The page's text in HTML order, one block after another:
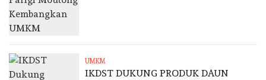
UMKM
IKDST DUKUNG PRODUK DAUN